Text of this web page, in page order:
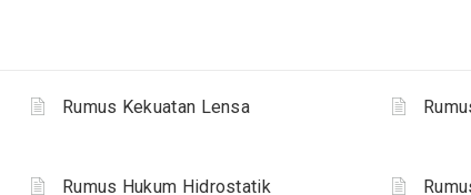
Rumus Kekuatan Lensa
Rumus Hukum Hidrostatik